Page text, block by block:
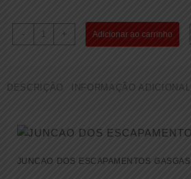
-
JUNCAO
DOS
EC250/300
(
)
+ Adicionar ao carrinho
DESCRIÇÃO INFORMAÇÃO ADICIONAL
JUNCAO DOS ESCAPAMENTOS GASGAS